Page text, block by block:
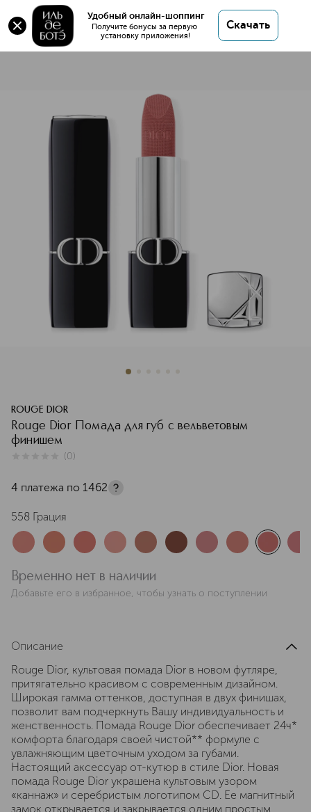
Удобный онлайн-шоппинг
Получите бонусы за первую
установку приложения!
Скачать
Rouge Dior Помада для губ с вельветовым финишем
Характеристики
ROUGE DIOR
Rouge Dior Помада для губ с вельветовым
финишем
(0)
4 платежа по 1462
558 Грация
Временно нет в наличии
Добавьте его в избранное, чтобы узнать о поступлении
Описание
Rouge Dior, культовая помада Dior в новом футляре,
притягательно красивом с современным дизайном.
Широкая гамма оттенков, доступная в двух финишах,
позволит вам подчеркнуть Вашу индивидуальность и
женственность. Помада Rouge Dior обеспечивает 24ч*
комфорта благодаря своей чистой** формуле с
увлажняющим цветочным уходом за губами.
Настоящий аксессуар от-кутюр в стиле Dior. Новая
помада Rouge Dior украшена культовым узором
«каннаж» и серебристым логотипом CD. Ее магнитный
замок открывается и закрывается одним простым